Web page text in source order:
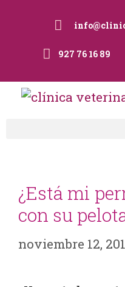
927 76 16 89
¿Está mi
con su
noviembre 12,